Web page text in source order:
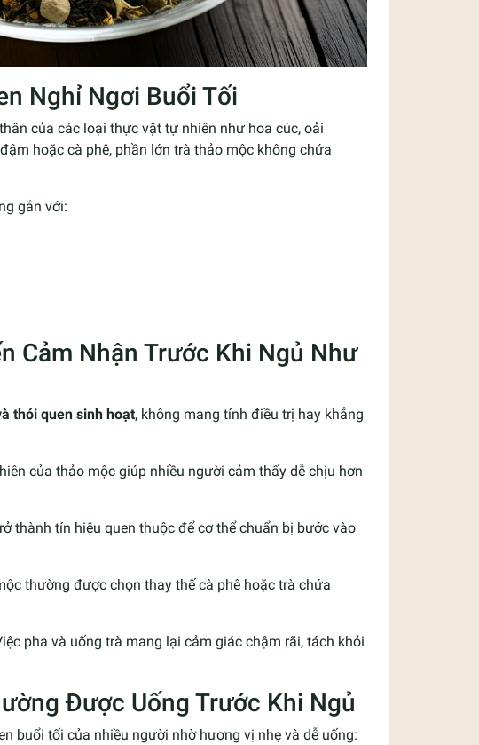
Nghỉ Ngơi Buổi Tối
của các loại thực vật tự nhiên như hoa cúc, oải
hoặc cà phê, phần lớn trà thảo mộc không chứa
gắn với:
Cảm Nhận Trước Khi Ngủ Như
thói quen sinh hoạt, không mang tính điều trị hay khẳng
của thảo mộc giúp nhiều người cảm thấy dễ chịu hơn
thành tín hiệu quen thuộc để cơ thể chuẩn bị bước vào
thường được chọn thay thế cà phê hoặc trà chứa
pha và uống trà mang lại cảm giác chậm rãi, tách khỏi
Được Uống Trước Khi Ngủ
buổi tối của nhiều người nhờ hương vị nhẹ và dễ uống: